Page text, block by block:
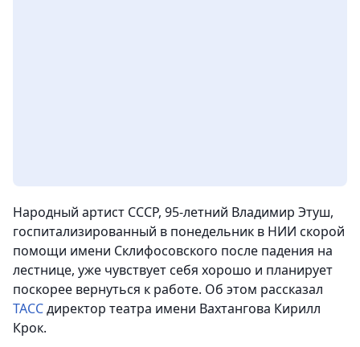
Народный артист СССР, 95-летний Владимир Этуш,
госпитализированный в понедельник в НИИ скорой
помощи имени Склифосовского после падения на
лестнице, уже чувствует себя хорошо и планирует
поскорее вернуться к работе. Об этом рассказал
ТАССдиректор театра имени Вахтангова Кирилл
Крок.